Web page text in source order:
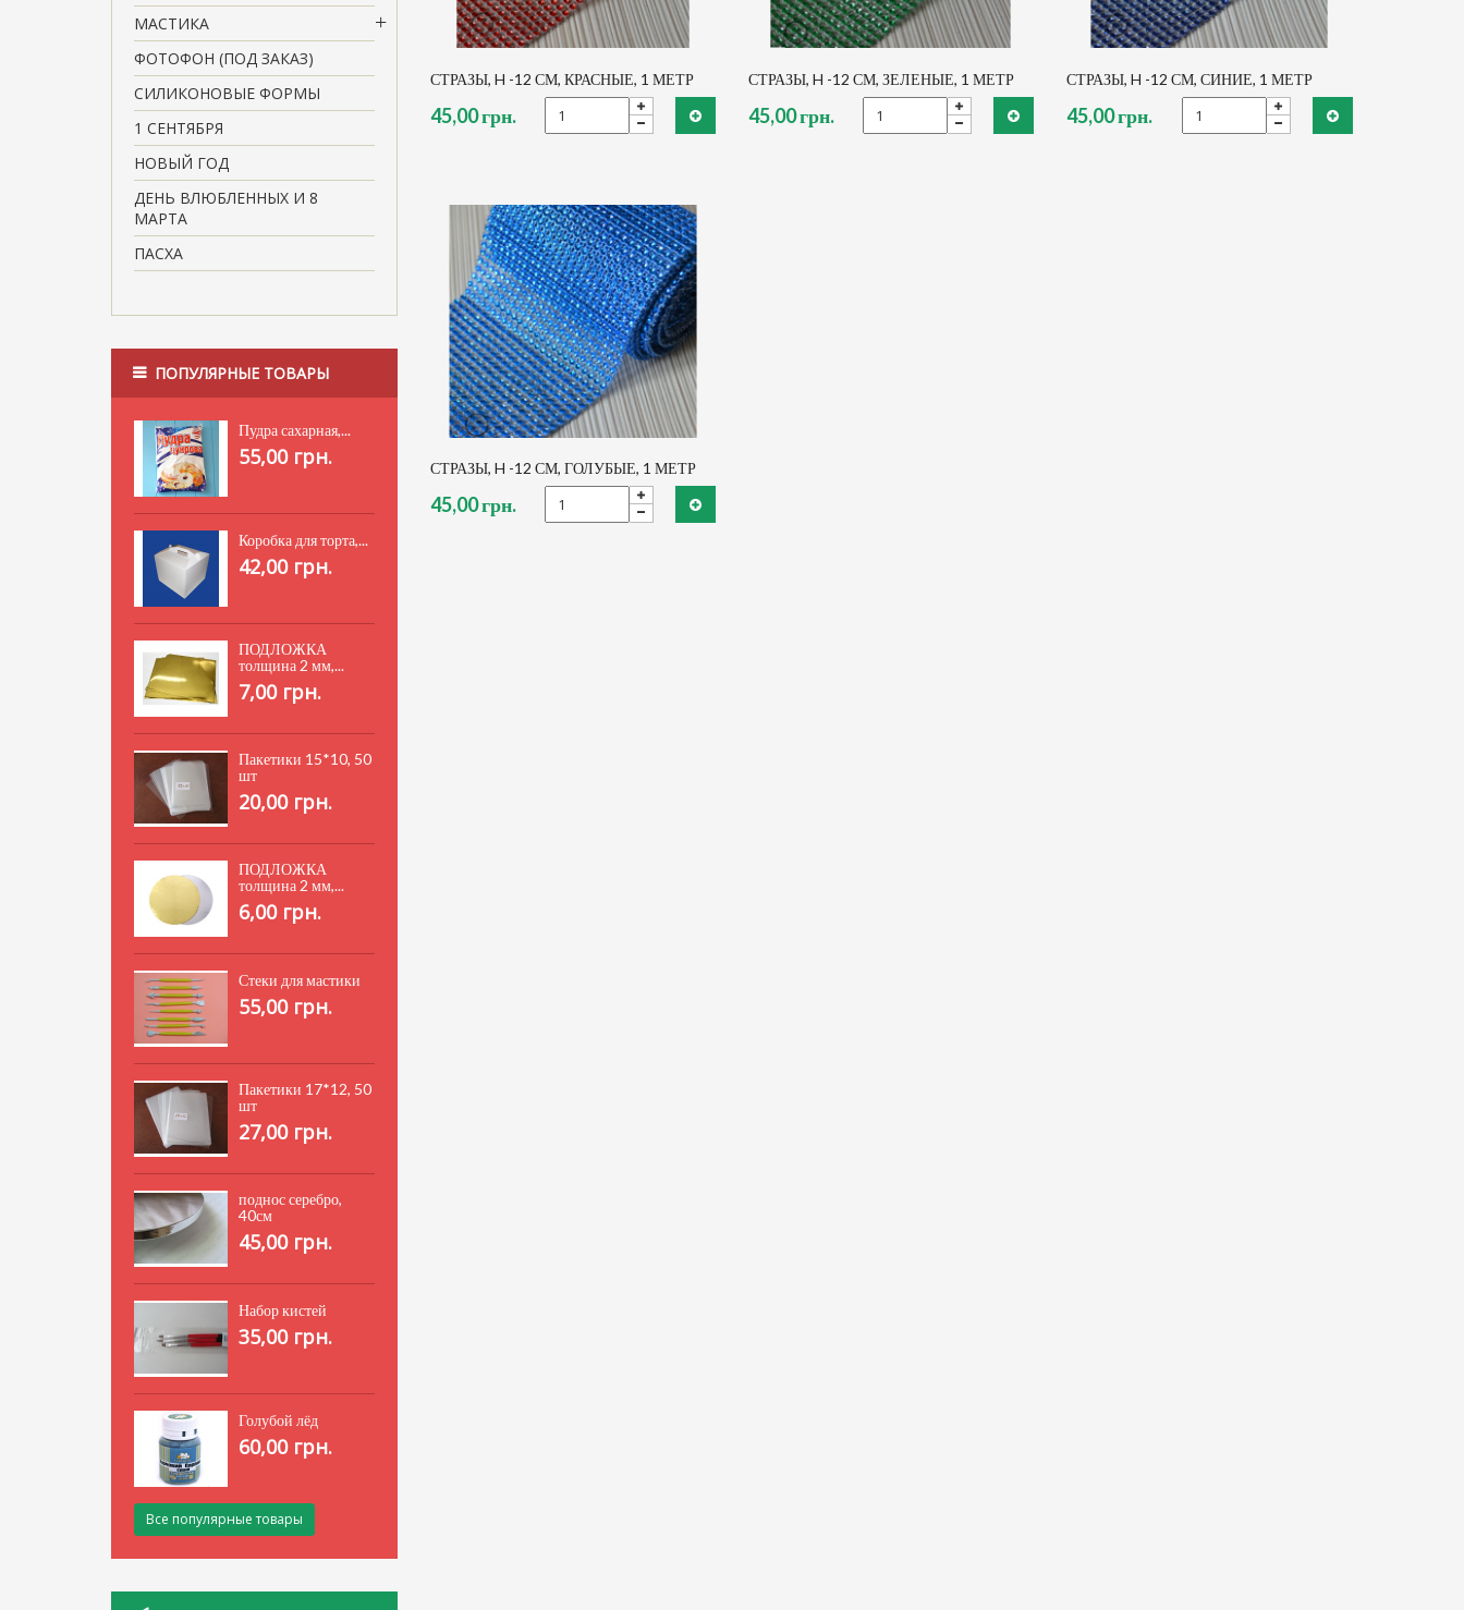
МАСТИКА
ФОТОФОН (ПОД ЗАКАЗ)
СИЛИКОНОВЫЕ ФОРМЫ
1 СЕНТЯБРЯ
НОВЫЙ ГОД
ДЕНЬ ВЛЮБЛЕННЫХ И 8
МАРТА
ПАСХА
ПОПУЛЯРНЫЕ ТОВАРЫ
Пудра сахарная,...
55,00 грн.
Коробка для торта,...
42,00 грн.
ПОДЛОЖКА
толщина 2 мм,...
7,00 грн.
Пакетики 15*10, 50
шт
20,00 грн.
ПОДЛОЖКА
толщина 2 мм,...
6,00 грн.
Стеки для мастики
55,00 грн.
Пакетики 17*12, 50
шт
27,00 грн.
поднос серебро,
40см
45,00 грн.
Набор кистей
35,00 грн.
Голубой лёд
60,00 грн.
Все популярные товары
СТРАЗЫ, H -12 СМ, КРАСНЫЕ, 1 МЕТР
45,00 грн.
СТРАЗЫ, H -12 СМ, ЗЕЛЕНЫЕ, 1 МЕТР
45,00 грн.
СТРАЗЫ, H -12 СМ, СИНИЕ, 1 МЕТР
45,00 грн.
СТРАЗЫ, H -12 СМ, ГОЛУБЫЕ, 1 МЕТР
45,00 грн.